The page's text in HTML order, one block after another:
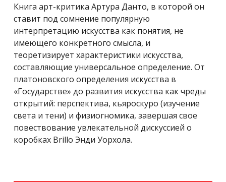
Книга арт-критика Артура Данто, в которой он
ставит под сомнение популярную
интерпретацию искусства как понятия, не
имеющего конкретного смысла, и
теоретизирует характеристики искусства,
составляющие универсальное определение. От
платоновского определения искусства в
«Государстве» до развития искусства как чреды
открытий: перспектива, кьяроскуро (изучение
света и тени) и физиогномика, завершая свое
повествование увлекательной дискуссией о
коробках Brillo Энди Уорхола.